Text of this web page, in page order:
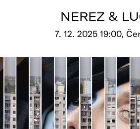
Pro děti
edu
Vše o ČT
NEREZ &
7. 12. 2025 19:00,